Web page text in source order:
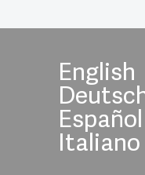
English
Español
Italiano